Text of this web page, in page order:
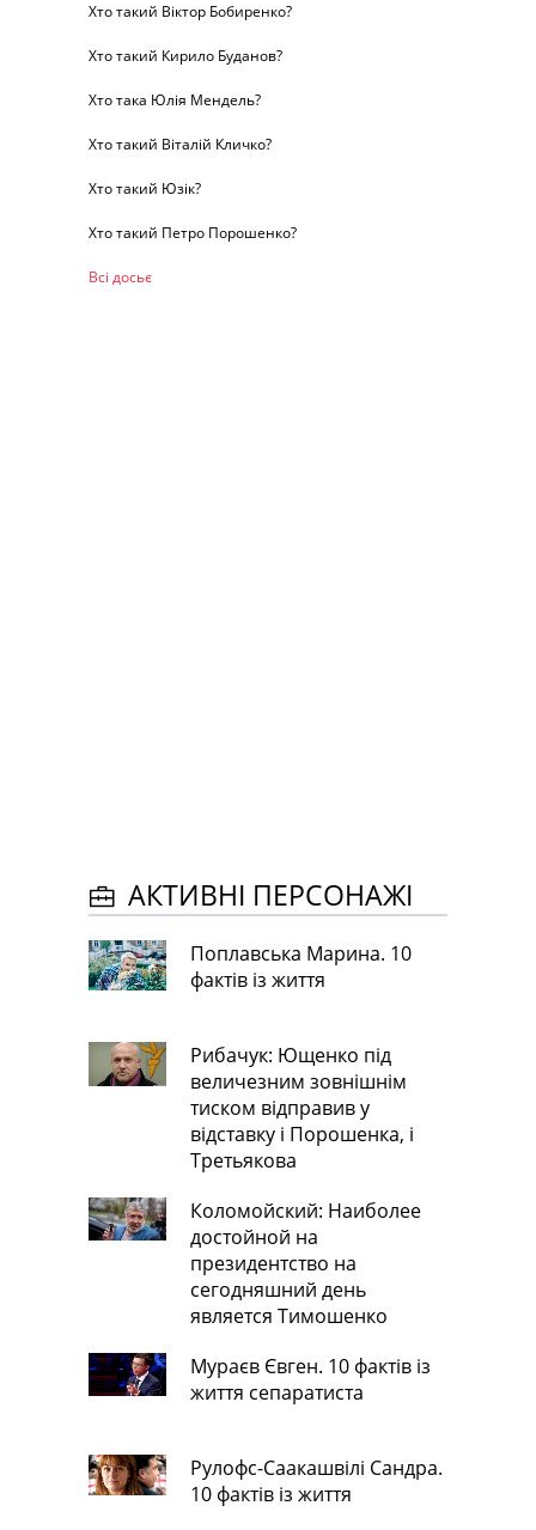
Хто такий Віктор Бобиренко?
Хто такий Кирило Буданов?
Хто така Юлія Мендель?
Хто такий Віталій Кличко?
Хто такий Юзік?
Хто такий Петро Порошенко?
Всі досьє
АКТИВНІ ПЕРСОНАЖІ
Поплавська Марина. 10
фактів із життя
Рибачук: Ющенко під
величезним зовнішнім
тиском відправив у
відставку і Порошенка, і
Третьякова
Коломойский: Наиболее
достойной на
президентство на
сегодняшний день
является Тимошенко
Мураєв Євген. 10 фактів із
життя сепаратиста
Рулофс-Саакашвілі Сандра.
10 фактів із життя